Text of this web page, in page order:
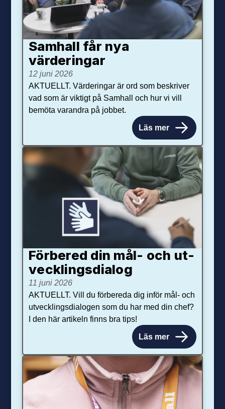
Samhall får nya
värdering­ar
12 juni 2026
AKTUELLT. Värderingar är ord som beskriver
vad som är viktigt på Samhall och hur vi vill
bemöta varandra på jobbet.
Läs mer
Förbered din mål- och ut­
veck­lings­dialog
11 juni 2026
AKTUELLT. Vill du förbereda dig inför mål- och
utvecklingsdialogen som du har med din chef?
I den här artikeln finns bra tips!
Läs mer